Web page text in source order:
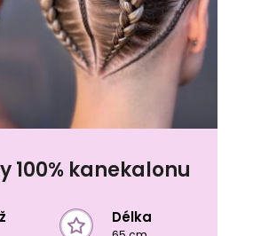
100% kanekalonu
Délka